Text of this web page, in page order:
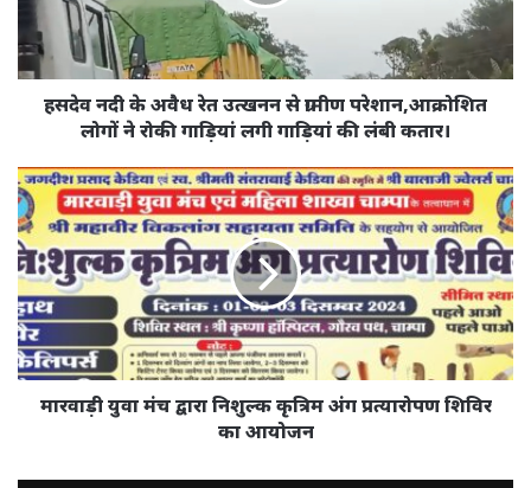
ग्रामीण
परेशान,आक्रोशित
गाड़ियां
लगी
गाड़ियां
की
लंबी
कतार।
हसदेव नदी के अवैध रेत उत्खनन से ग्रामीण परेशान,आक्रोशित
लोगों ने रोकी गाड़ियां लगी गाड़ियां की लंबी कतार।
मारवाड़ी
युवा
मंच
द्वारा
निशुल्क
कृत्रिम
अंग
प्रत्यारोपण
शिविर
मारवाड़ी युवा मंच द्वारा निशुल्क कृत्रिम अंग प्रत्यारोपण शिविर
का आयोजन